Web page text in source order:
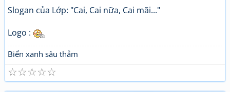
Slogan của Lớp: "Cai, Cai nữa, Cai mãi..."
Logo :
Biển xanh sâu thẳm
☆
☆
☆
☆
☆